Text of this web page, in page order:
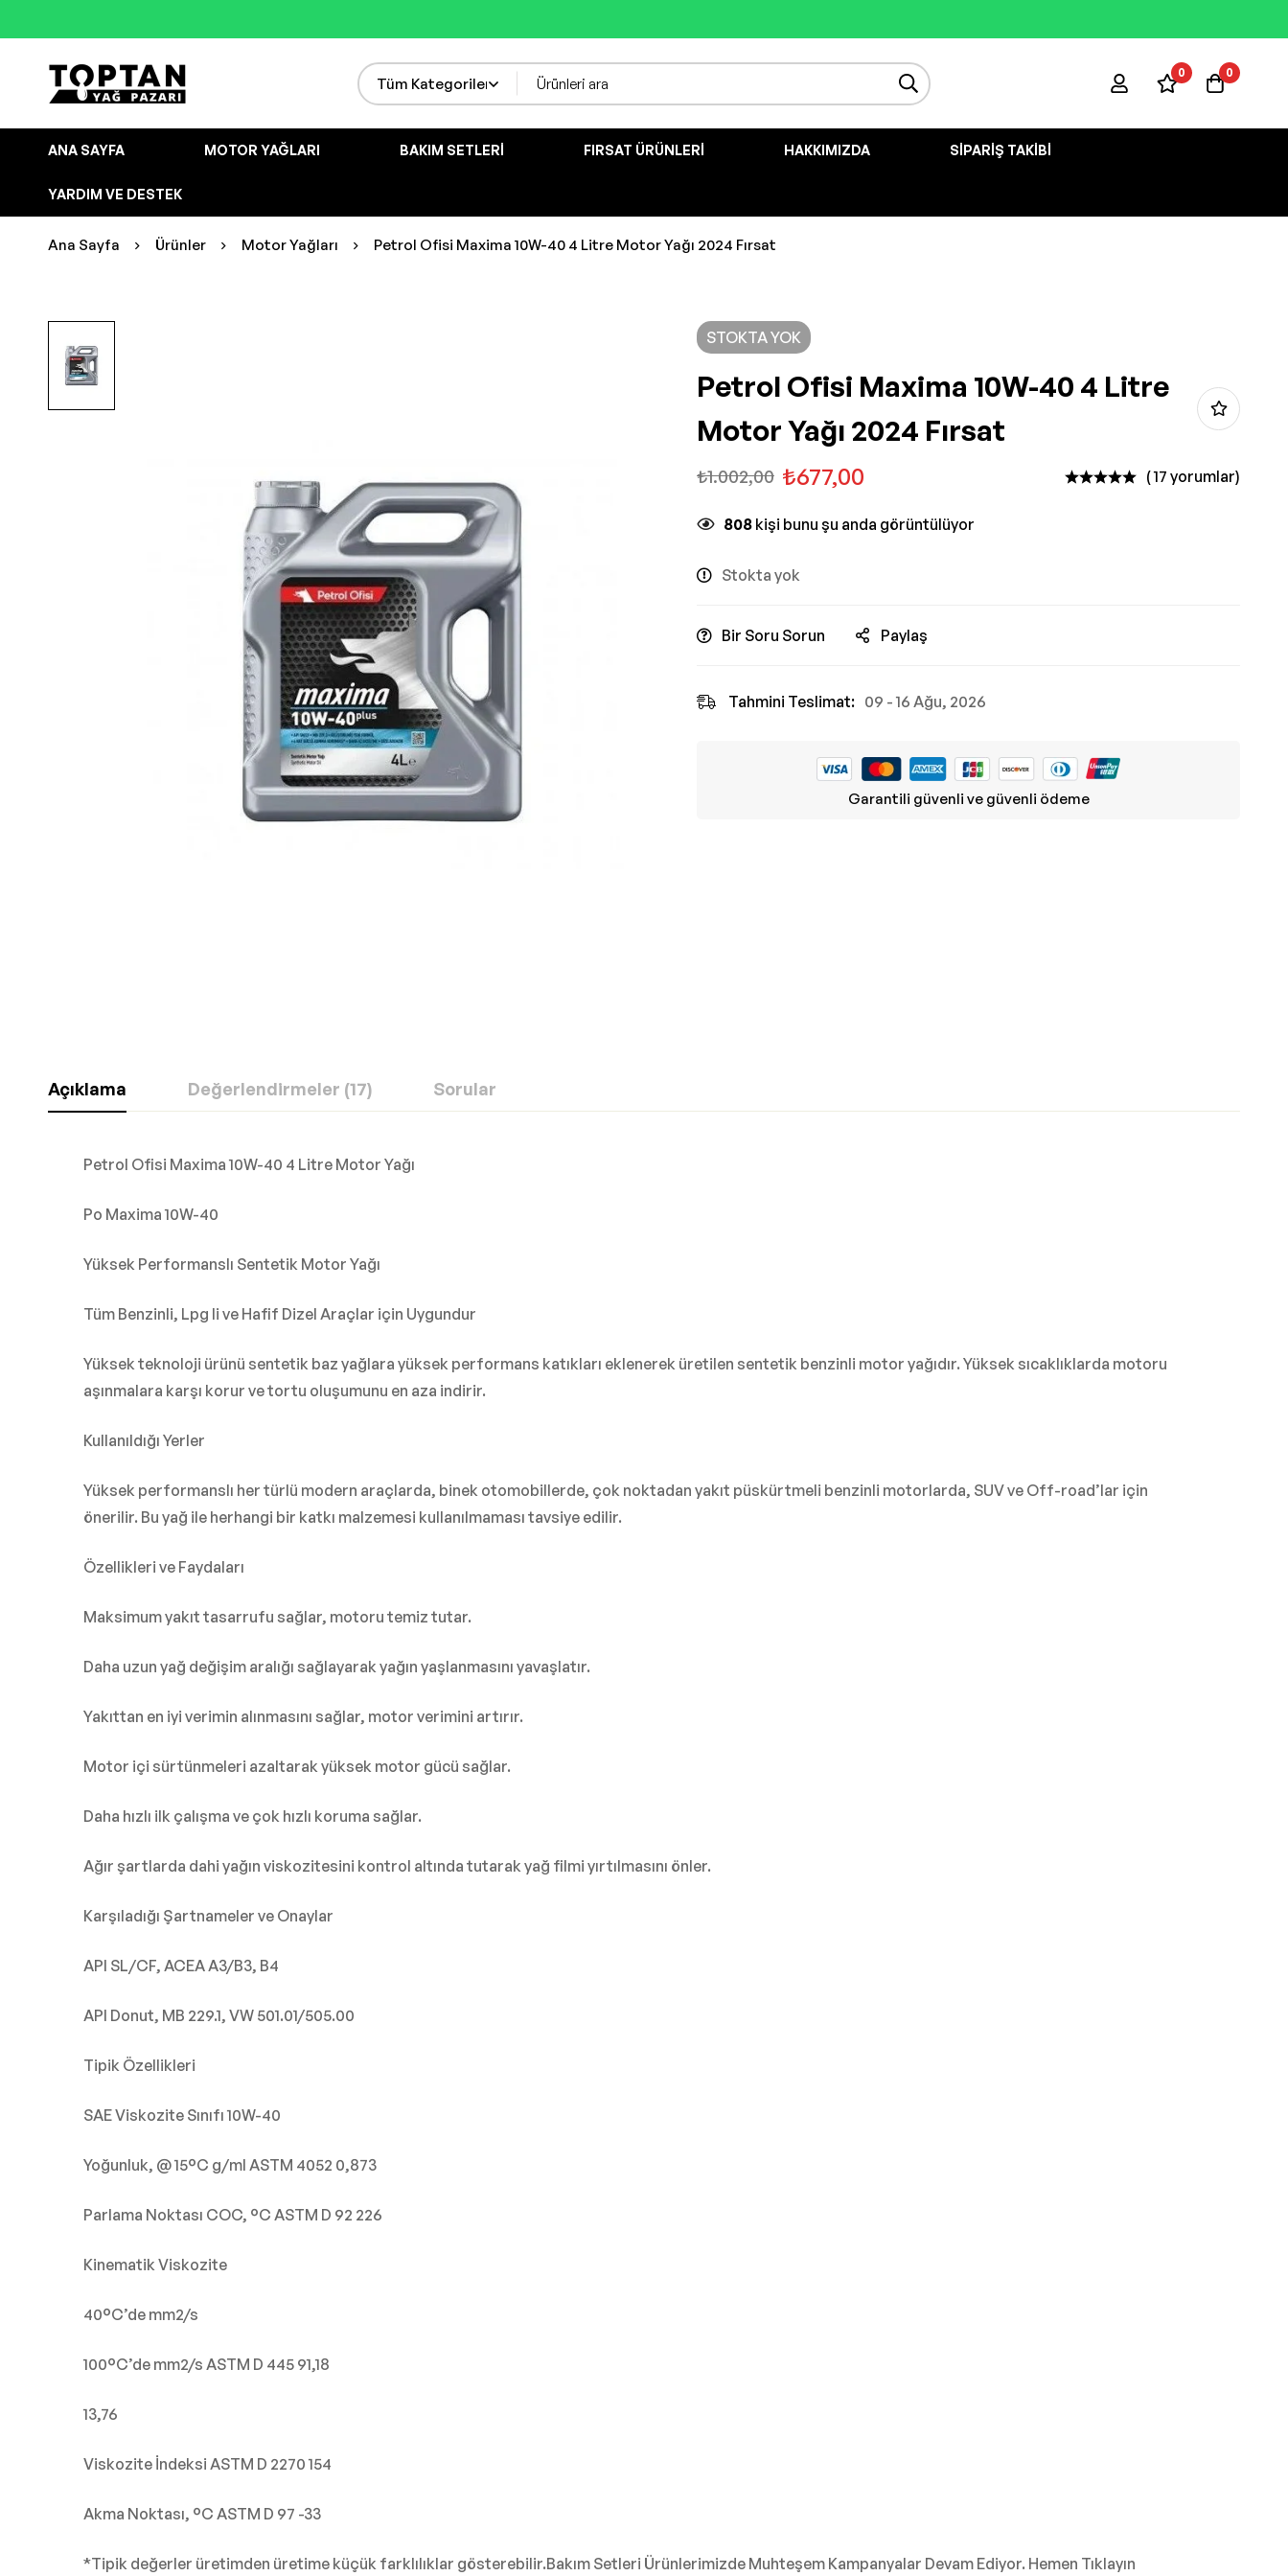
0 0
ANA SAYFA MOTOR YAĞLARI BAKIM SETLERI FIRSAT ÜRÜNLERI HAKKIMIZDA SIPARIŞ TAKIBI
YARDIM VE DESTEK
Ana Sayfa Ürünler Motor Yağları Petrol Ofisi Maxima 10W-40 4 Litre Motor Yağı 2024 Fırsat
STOKTA YOK
Petrol Ofisi Maxima 10W-40 4 Litre
Motor Yağı 2024 Fırsat
₺1.002,00 ₺677,00 ( 17 yorumlar)
808 kişi bunu şu anda görüntülüyor
Stokta yok
Bir Soru Sorun Paylaş
Tahmini Teslimat: 09 - 16 Ağu, 2026
Garantili güvenli ve güvenli ödeme
Açıklama Değerlendirmeler (17) Sorular
Petrol Ofisi Maxima 10W-40 4 Litre Motor Yağı
Po Maxima 10W-40
Yüksek Performanslı Sentetik Motor Yağı
Tüm Benzinli, Lpg li ve Hafif Dizel Araçlar için Uygundur
Yüksek teknoloji ürünü sentetik baz yağlara yüksek performans katıkları eklenerek üretilen sentetik benzinli motor yağıdır. Yüksek sıcaklıklarda motoru
aşınmalara karşı korur ve tortu oluşumunu en aza indirir.
Kullanıldığı Yerler
Yüksek performanslı her türlü modern araçlarda, binek otomobillerde, çok noktadan yakıt püskürtmeli benzinli motorlarda, SUV ve Off-road’lar için
önerilir. Bu yağ ile herhangi bir katkı malzemesi kullanılmaması tavsiye edilir.
Özellikleri ve Faydaları
Maksimum yakıt tasarrufu sağlar, motoru temiz tutar.
Daha uzun yağ değişim aralığı sağlayarak yağın yaşlanmasını yavaşlatır.
Yakıttan en iyi verimin alınmasını sağlar, motor verimini artırır.
Motor içi sürtünmeleri azaltarak yüksek motor gücü sağlar.
Daha hızlı ilk çalışma ve çok hızlı koruma sağlar.
Ağır şartlarda dahi yağın viskozitesini kontrol altında tutarak yağ filmi yırtılmasını önler.
Karşıladığı Şartnameler ve Onaylar
API SL/CF, ACEA A3/B3, B4
API Donut, MB 229.1, VW 501.01/505.00
Tipik Özellikleri
SAE Viskozite Sınıfı 10W-40
Yoğunluk, @ 15°C g/ml ASTM 4052 0,873
Parlama Noktası COC, °C ASTM D 92 226
Kinematik Viskozite
40°C’de mm2/s
100°C’de mm2/s ASTM D 445 91,18
13,76
Viskozite İndeksi ASTM D 2270 154
Akma Noktası, °C ASTM D 97 -33
*Tipik değerler üretimden üretime küçük farklılıklar gösterebilir.Bakım Setleri Ürünlerimizde Muhteşem Kampanyalar Devam Ediyor. Hemen Tıklayın